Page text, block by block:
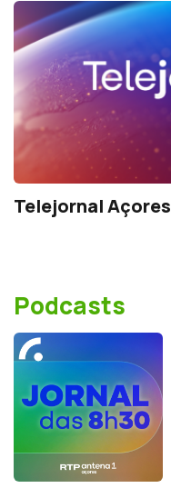
Telejornal Açores
Podcasts